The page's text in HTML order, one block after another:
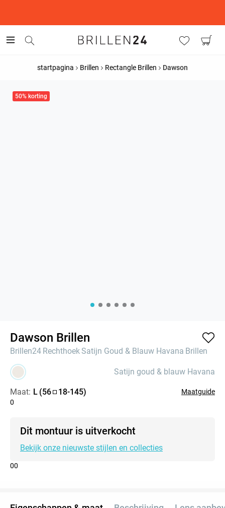
startpagina Brillen Rectangle Brillen Dawson
50% korting
Dawson Brillen
Brillen24 Rechthoek Satijn Goud & Blauw Havana Brillen
Satijn goud & blauw Havana
Maat: L (56 18-145)
Maatguide
0
Dit montuur is uitverkocht
Bekijk onze nieuwste stijlen en collecties
00